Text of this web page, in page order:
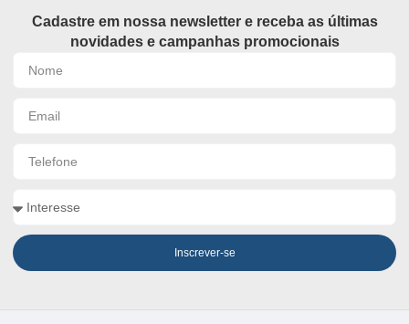
Cadastre em nossa newsletter e receba as últimas
novidades e campanhas promocionais
Inscrever-se